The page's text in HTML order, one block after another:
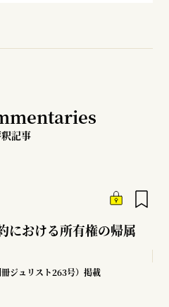
記事
における所有権の帰属
ジュリスト263号）掲載